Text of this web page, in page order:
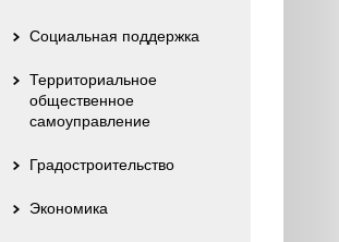
Социальная поддержка
Территориальное
общественное
самоуправление
Градостроительство
Экономика